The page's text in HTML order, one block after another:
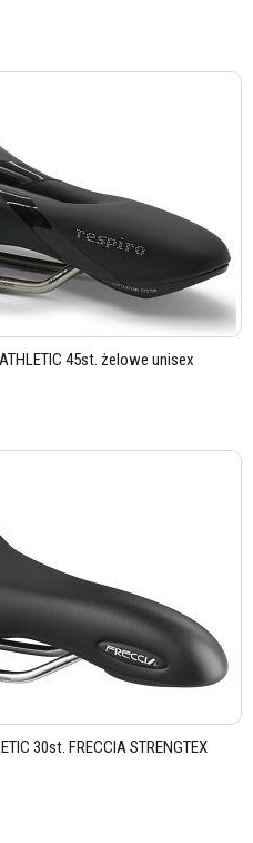
ATHLETIC 45st. żelowe unisex
30st. FRECCIA STRENGTEX